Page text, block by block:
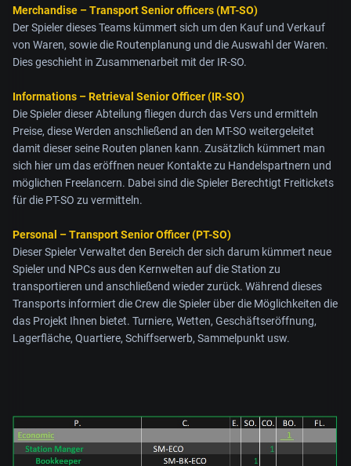
Merchandise – Transport Senior officers (MT-SO)
Der Spieler dieses Teams kümmert sich um den Kauf und Verkauf
von Waren, sowie die Routenplanung und die Auswahl der Waren.
Dies geschieht in Zusammenarbeit mit der IR-SO.
Informations – Retrieval Senior Officer (IR-SO)
Die Spieler dieser Abteilung fliegen durch das Vers und ermitteln
Preise, diese Werden anschließend an den MT-SO weitergeleitet
damit dieser seine Routen planen kann. Zusätzlich kümmert man
sich hier um das eröffnen neuer Kontakte zu Handelspartnern und
möglichen Freelancern. Dabei sind die Spieler Berechtigt Freitickets
für die PT-SO zu vermitteln.
Personal – Transport Senior Officer (PT-SO)
Dieser Spieler Verwaltet den Bereich der sich darum kümmert neue
Spieler und NPCs aus den Kernwelten auf die Station zu
transportieren und anschließend wieder zurück. Während dieses
Transports informiert die Crew die Spieler über die Möglichkeiten die
das Projekt Ihnen bietet. Turniere, Wetten, Geschäftseröffnung,
Lagerfläche, Quartiere, Schiffserwerb, Sammelpunkt usw.